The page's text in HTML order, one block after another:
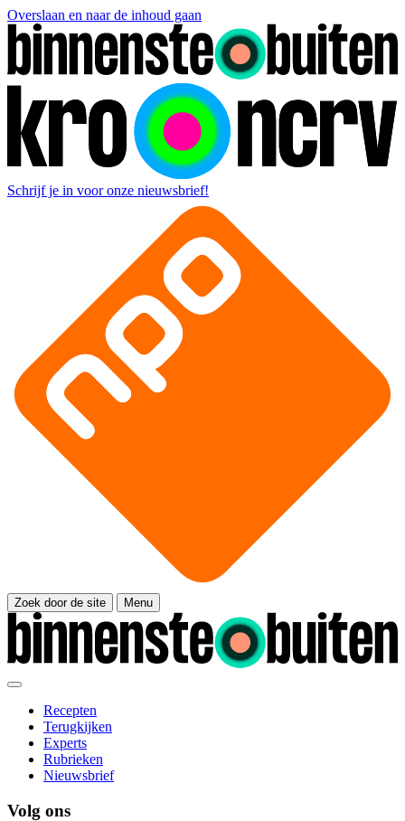
Overslaan en naar de inhoud gaan
Schrijf je in voor onze nieuwsbrief!
Zoek door de site Menu
Recepten
Terugkijken
Experts
Rubrieken
Nieuwsbrief
Volg ons